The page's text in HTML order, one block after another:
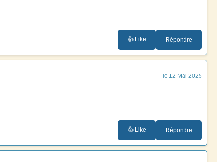
👍 Like Répondre
le 12 Mai 2025
👍 Like Répondre